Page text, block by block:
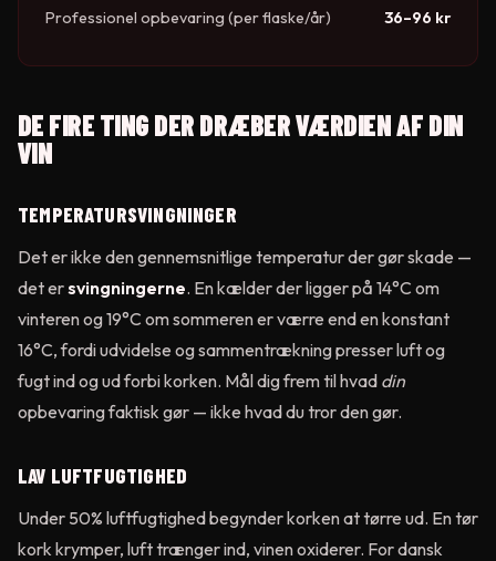
Professionel opbevaring (per flaske/år) 36–96 kr
DE FIRE TING DER DRÆBER VÆRDIEN AF DIN
VIN
TEMPERATURSVINGNINGER
Det er ikke den gennemsnitlige temperatur der gør skade —
det ersvingningerne. En kælder der ligger på 14°C om
vinteren og 19°C om sommeren er værre end en konstant
16°C, fordi udvidelse og sammentrækning presser luft og
fugt ind og ud forbi korken. Mål dig frem til hvad din
opbevaring faktisk gør — ikke hvad du tror den gør.
LAV LUFTFUGTIGHED
Under 50% luftfugtighed begynder korken at tørre ud. En tør
kork krymper, luft trænger ind, vinen oxiderer. For dansk